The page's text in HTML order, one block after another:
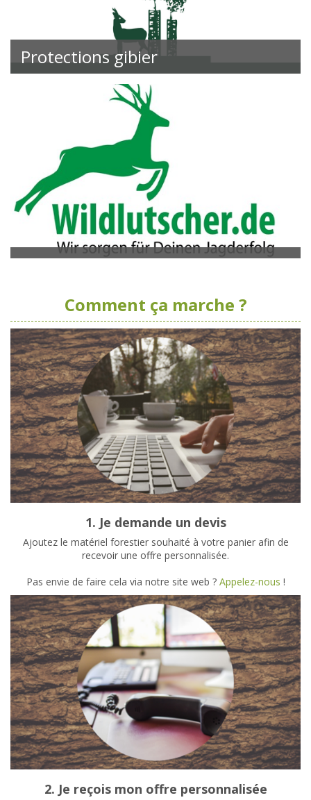
Protections gibier
Comment ça marche ?
1. Je demande un devis
Ajoutez le matériel forestier souhaité à votre panier afin de
recevoir une offre personnalisée.
Pas envie de faire cela via notre site web ? Appelez-nous !
2. Je reçois mon offre personnalisée